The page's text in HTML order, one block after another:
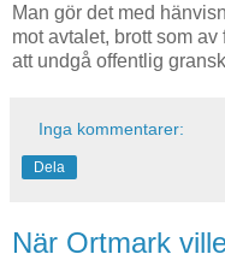
Man gör det med
mot avtalet, brott som
att undgå offentlig
Inga kommentarer:
Dela
När Ortmark